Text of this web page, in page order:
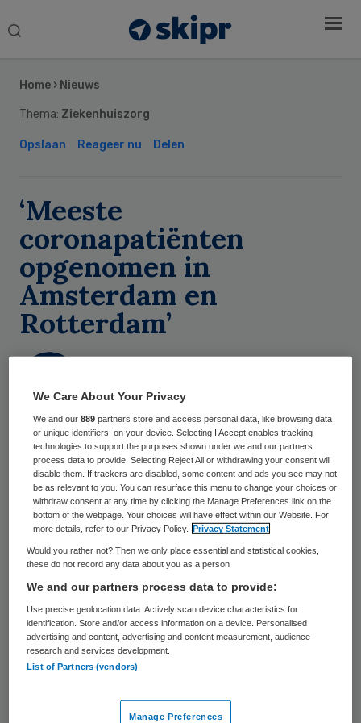
Search
Home › Nieuws
Thema: Ziekenhuiszorg
Opslaan Reageer nu Delen
‘Meeste
coronapatiënten
opgenomen in
Amsterdam en
Rotterdam’
4 augustus 2020
740 keer gelezen
Het aantal coronapatiënten dat in een
ziekenhuis ligt is dinsdag niet veranderd.
Het zijn er 109, precies evenveel als op
maandag. Ruim de helft ligt in een
ziekenhuis in de zorgregio’s rond
Amsterdam en Rotterdam, meldt Ernst
Kuipers van het Landelijk Netwerk Acute
Zorg. “Dit komt overeen met de regionale
besmettingen.”
Sidebar
We Care About Your Privacy
We and our889 partners store and access personal data, like browsing data
or unique identifiers, on your device. Selecting I Accept enables tracking
technologies to support the purposes shown under we and our partners
process data to provide. Selecting Reject All or withdrawing your consent will
disable them. If trackers are disabled, some content and ads you see may not
be as relevant to you. You can resurface this menu to change your choices or
withdraw consent at any time by clicking the Manage Preferences link on the
bottom of the webpage. Your choices will have effect within our Website. For
more details, refer to our Privacy Policy.
Privacy Statement
Would you rather not? Then we only place essential and statistical cookies,
these do not record any data about you as a person
We and our partners process data to provide:
Use precise geolocation data. Actively scan device characteristics for
identification. Store and/or access information on a device. Personalised
advertising and content, advertising and content measurement, audience
research and services development.
List of Partners (vendors)
Manage Preferences